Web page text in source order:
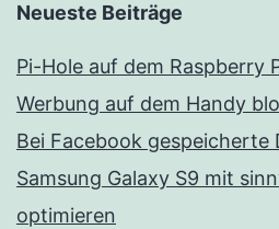
Neueste Beiträge
Pi-Hole auf dem Raspberry
Werbung auf dem Handy
Bei Facebook gespeicherte
Samsung Galaxy S9 mit
optimieren